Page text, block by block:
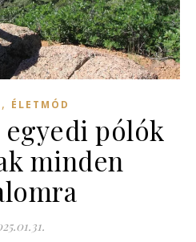
, ÉLETMÓD
egyedi pólók
minden